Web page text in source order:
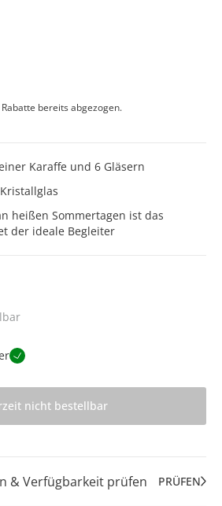
bereits abgezogen.
Karaffe und 6 Gläsern
heißen Sommertagen ist das
der ideale Begleiter
nicht bestellbar
& Verfügbarkeit prüfen PRÜFEN